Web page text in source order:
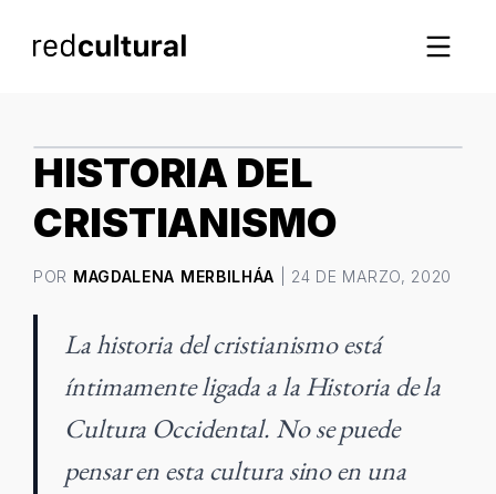
HISTORIA DEL
CRISTIANISMO
POR MAGDALENA MERBILHÁA | 24 DE MARZO, 2020
La historia del cristianismo está
íntimamente ligada a la Historia de la
Cultura Occidental. No se puede
pensar en esta cultura sino en una